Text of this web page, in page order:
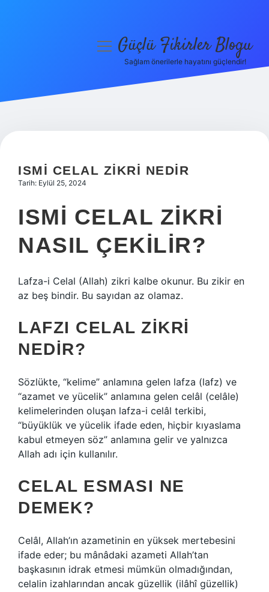
Hakkımızda
menüyüGüçlü Fikirler Blogu
Sağlam önerilerle hayatını güçlendir!
ISMI CELAL ZIKRI NEDIR
Tarih: Eylül 25, 2024
ISMI CELAL ZIKRI
NASIL ÇEKILIR?
Lafza-i Celal (Allah) zikri kalbe okunur. Bu zikir en
az beş bindir. Bu sayıdan az olamaz.
LAFZI CELAL ZIKRI
NEDIR?
Sözlükte, “kelime” anlamına gelen lafza (lafz) ve
“azamet ve yücelik” anlamına gelen celâl (celâle)
kelimelerinden oluşan lafza-i celâl terkibi,
“büyüklük ve yücelik ifade eden, hiçbir kıyaslama
kabul etmeyen söz” anlamına gelir ve yalnızca
Allah adı için kullanılır.
CELAL ESMASI NE
DEMEK?
Celâl, Allah’ın azametinin en yüksek mertebesini
ifade eder; bu mânâdaki azameti Allah’tan
başkasının idrak etmesi mümkün olmadığından,
celalin izahlarından ancak güzellik (ilâhî güzellik)